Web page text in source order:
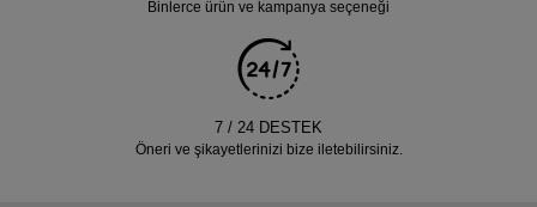
Binlerce ürün ve kampanya seçeneği
7 / 24 DESTEK
Öneri ve şikayetlerinizi bize iletebilirsiniz.